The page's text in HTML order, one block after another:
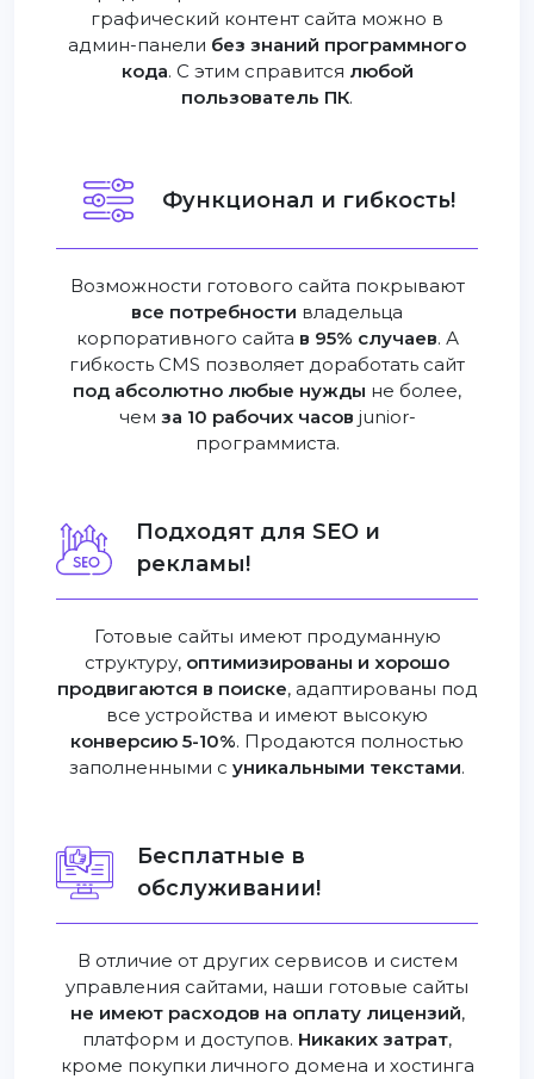
графический контент сайта можно в
админ-панели без знаний программного
кода. С этим справится любой
пользователь ПК.
Функционал и гибкость!
Возможности готового сайта покрывают
все потребности владельца
корпоративного сайта в 95% случаев. А
гибкость CMS позволяет доработать сайт
под абсолютно любые нужды не более,
чем за 10 рабочих часов junior-
программиста.
Подходят для SEO и
рекламы!
Готовые сайты имеют продуманную
структуру, оптимизированы и хорошо
продвигаются в поиске, адаптированы под
все устройства и имеют высокую
конверсию 5-10%. Продаются полностью
заполненными с уникальными текстами.
Бесплатные в
обслуживании!
В отличие от других сервисов и систем
управления сайтами, наши готовые сайты
не имеют расходов на оплату лицензий,
платформ и доступов. Никаких затрат,
кроме покупки личного домена и хостинга